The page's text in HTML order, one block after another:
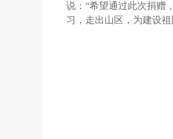
说：“希望通过此次捐赠
习，走出山区，为建设